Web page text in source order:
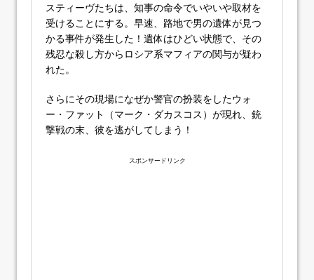
スティーヴたちは、知事の命令でいやいや取材を
受けることにする。早速、路地で男の遺体が見つ
かる事件が発生した！遺体はひどい状態で、その
残忍な殺し方からロシア系マフィアの関与が疑わ
れた。
さらにその現場になぜか警官の扮装をしたウォ
ー・ファット（マーク・ダカスコス）が現れ、銃
撃戦の末、彼を逃がしてしまう！
スポンサードリンク